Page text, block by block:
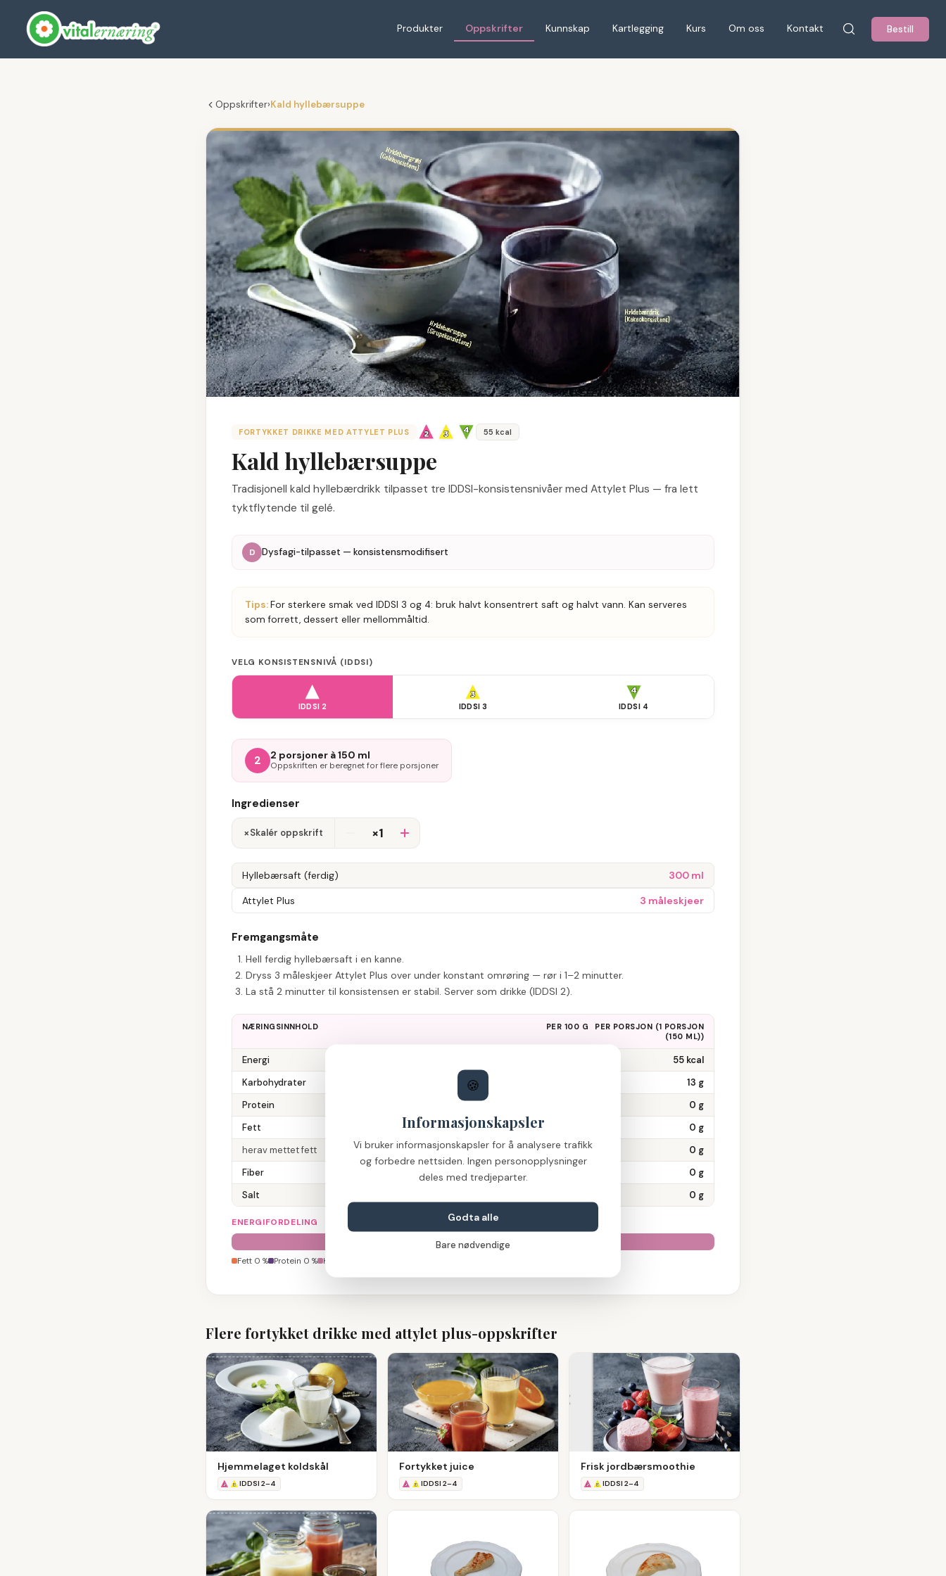
Produkter Oppskrifter Kunnskap Kartlegging Kurs Om oss Kontakt Bestill
Oppskrifter›Kald hyllebærsuppe
FORTYKKET DRIKKE MED ATTYLET PLUS 55 kcal
Kald hyllebærsuppe
Tradisjonell kald hyllebærdrikk tilpasset tre IDDSI-konsistensnivåer med Attylet Plus — fra lett
tyktflytende til gelé.
D Dysfagi-tilpasset — konsistensmodifisert
Tips:For sterkere smak ved IDDSI 3 og 4: bruk halvt konsentrert saft og halvt vann. Kan serveres
som forrett, dessert eller mellommåltid.
VELG KONSISTENSNIVÅ (IDDSI)
IDDSI 2 IDDSI3 IDDSI 4
2 2 porsjoner à 150 ml
Oppskriften er beregnet for flere porsjoner
Ingredienser
×Skalér oppskrift ×1
Hyllebærsaft (ferdig)
300 ml
Attylet Plus
3 måleskjeer
Fremgangsmåte
Hell ferdig hyllebærsaft i en kanne.
Dryss 3 måleskjeer Attylet Plus over under konstant omrøring — rør i 1–2 minutter.
La stå 2 minutter til konsistensen er stabil. Server som drikke (IDDSI 2).
NÆRINGSINNHOLD PER 100 G PER PORSJON (1 PORSJON
(150 ML))
Energi 55 kcal
Karbohydrater
13 g
Protein
0 g
Fett
0 g
herav mettet fett
0,0 g 0 g
Fiber
0 g
Salt
0 g
ENERGIFORDELING
100 %
Fett 0 % Protein 0 % Karbohydrater
Flere fortykket drikke med attylet plus-oppskrifter
Hjemmelaget koldskål
IDDSI 2–4
Fortykket juice
IDDSI 2–4
Frisk jordbærsmoothie
IDDSI 2–4
🍪
Informasjonskapsler
Vi bruker informasjonskapsler for å analysere trafikk
og forbedre nettsiden. Ingen personopplysninger
deles med tredjeparter.
Godta alle
Bare nødvendige